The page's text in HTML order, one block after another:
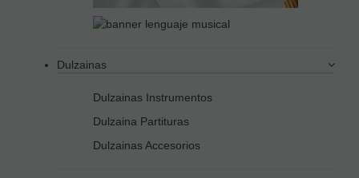
Dulzainas
Dulzainas Instrumentos
Dulzaina Partituras
Dulzainas Accesorios